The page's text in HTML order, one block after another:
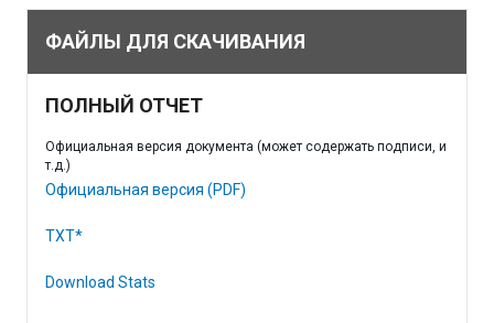
ФАЙЛЫ ДЛЯ СКАЧИВАНИЯ
ПОЛНЫЙ ОТЧЕТ
Официальная версия документа (может содержать подписи, и
т.д.)
Официальная версия (PDF)
TXT*
Download Stats